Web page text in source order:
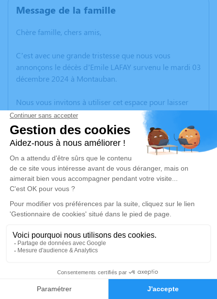
Faire-part Hommages
Message de la famille
Chère famille, chers amis,
C’est avec une grande tristesse que nous vous
annonçons le décès d’Emile LAFAY survenu le mardi 03
décembre 2024 à Montauban.
Nous vous invitons à utiliser cet espace pour laisser
vos condoléances, partager des photos souvenirs, une
anecdote ou exprimer vos pensées à travers des
poèmes ou des textes. Cet endroit est un lieu
d'expression dédié à honorer la mémoire d’Emile
LAFAY.
Un service de plantation d’arbre hommage est
disponible ici.
Je rends hommage
Crémation
Crématorium de Montauban
100 Route de Saint-Martial